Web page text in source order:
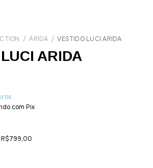
/ ÁRIDA / VESTIDO LUCI ARIDA
ARIDA
com Pix
R$799,00